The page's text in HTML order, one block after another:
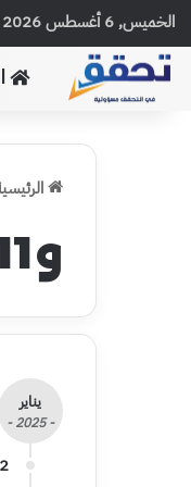
الخميس, 6 أغسطس 2026
وD11
يناير
- 2025 -